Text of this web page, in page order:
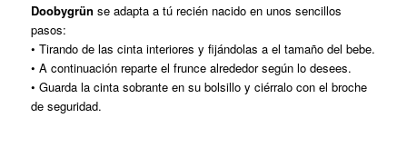
Doobygrün se adapta a tú recién nacido en unos sencillos
pasos:
• Tirando de las cinta interiores y fijándolas a el tamaño del bebe.
• A continuación reparte el frunce alrededor según lo desees.
• Guarda la cinta sobrante en su bolsillo y ciérralo con el broche
de seguridad.